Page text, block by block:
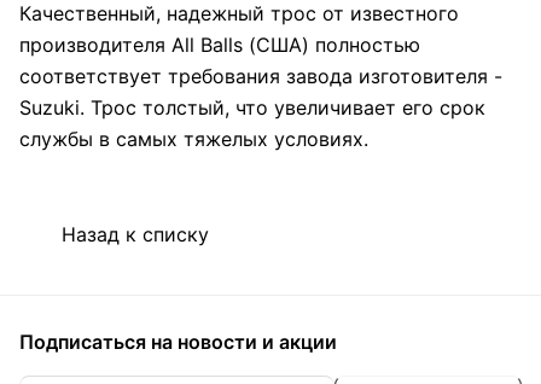
Качественный, надежный трос от известного
производителя All Balls (США) полностью
соответствует требования завода изготовителя -
Suzuki. Трос толстый, что увеличивает его срок
службы в самых тяжелых условиях.
Назад к списку
Подписаться на новости и акции